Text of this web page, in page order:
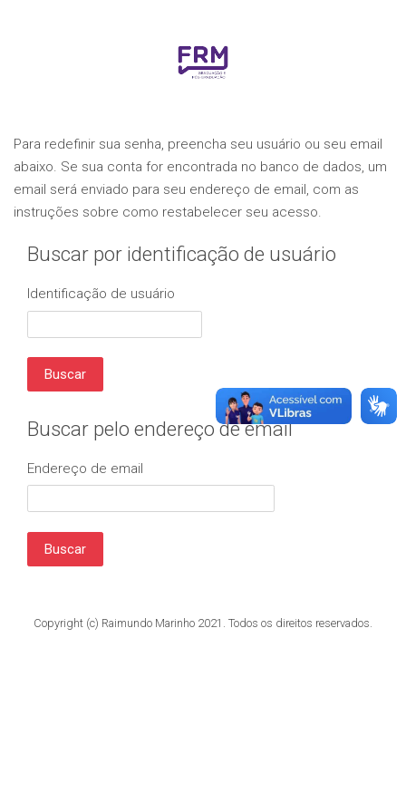
Para redefinir sua senha, preencha seu usuário ou seu email
abaixo. Se sua conta for encontrada no banco de dados, um
email será enviado para seu endereço de email, com as
instruções sobre como restabelecer seu acesso.
Buscar por identificação de usuário
Identificação de usuário
Buscar pelo endereço de email
Endereço de email
Copyright (c) Raimundo Marinho 2021. Todos os direitos reservados.